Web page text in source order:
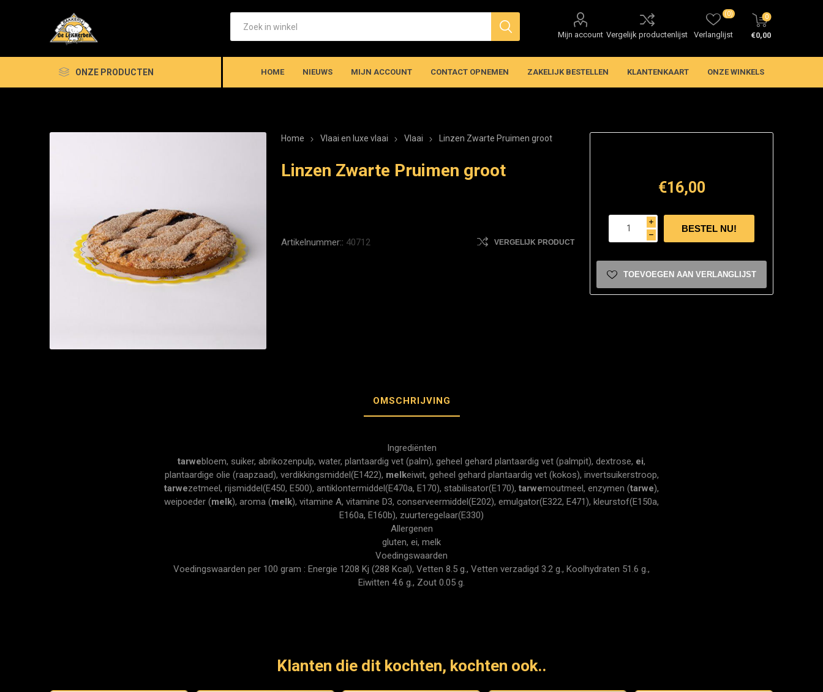
Mijn account Vergelijk productenlijst Verlanglijst
(0) 0
€0,00
ONZE PRODUCTEN HOME NIEUWS MIJN ACCOUNT CONTACT OPNEMEN ZAKELIJK BESTELLEN KLANTENKAART ONZE WINKELS
Home Vlaai en luxe vlaai Vlaai Linzen Zwarte Pruimen groot
Linzen Zwarte Pruimen groot
VERGELIJK PRODUCT
Artikelnummer:: 40712
€16,00
i
h
TOEVOEGEN AAN VERLANGLIJST
OMSCHRIJVING
Ingrediënten
tarwebloem, suiker, abrikozenpulp, water, plantaardig vet (palm), geheel gehard plantaardig vet (palmpit), dextrose, ei,
plantaardige olie (raapzaad), verdikkingsmiddel(E1422), melkeiwit, geheel gehard plantaardig vet (kokos), invertsuikerstroop,
tarwezetmeel, rijsmiddel(E450, E500), antiklontermiddel(E470a, E170), stabilisator(E170), tarwemoutmeel, enzymen (tarwe),
weipoeder (melk), aroma (melk), vitamine A, vitamine D3, conserveermiddel(E202), emulgator(E322, E471), kleurstof(E150a,
E160a, E160b), zuurteregelaar(E330)
Allergenen
gluten, ei, melk
Voedingswaarden
Voedingswaarden per 100 gram : Energie 1208 Kj (288 Kcal), Vetten 8.5 g., Vetten verzadigd 3.2 g., Koolhydraten 51.6 g.,
Eiwitten 4.6 g., Zout 0.05 g.
Klanten die dit kochten, kochten ook..